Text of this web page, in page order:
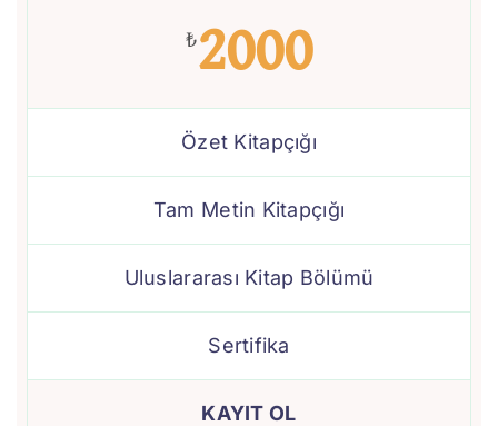
₺2000
Özet Kitapçığı
Tam Metin Kitapçığı
Uluslararası Kitap Bölümü
Sertifika
KAYIT OL